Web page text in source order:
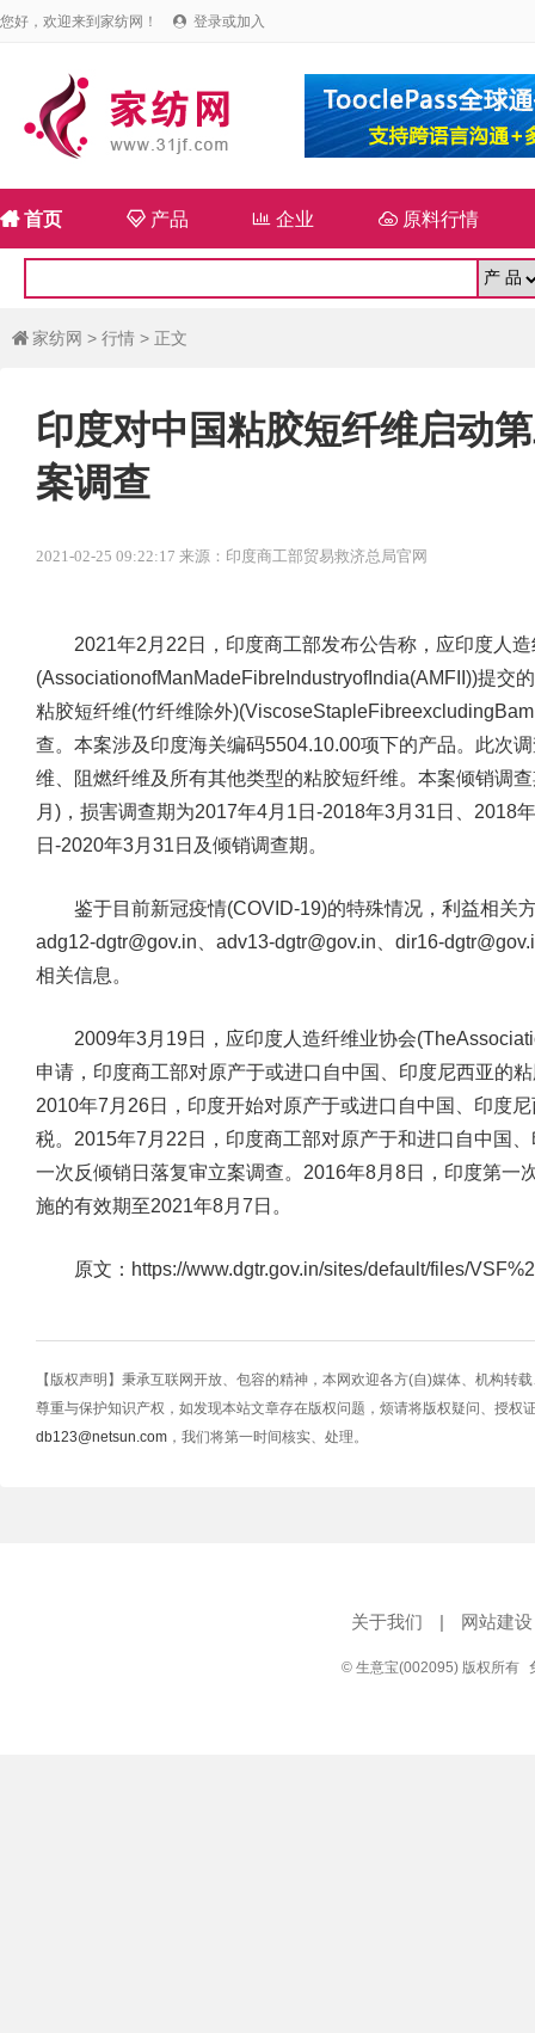
您好，欢迎来到家纺网！  登录或加入
首页 产品  企业 原料行情
 家纺网 > 行情 > 正文
印度对中国粘胶短纤维启动
案调查
2021-02-25 09:22:17 来源：印度商工部贸易救济总局官网
2021年2月22日，印度商工部发布公告称，应印度人
(AssociationofManMadeFibreIndustryofIndia(AMFII))提交
粘胶短纤维(竹纤维除外
查。本案涉及印度海关编码5504.10.00项下的产品。此次
维、阻燃纤维及所有其他类型的粘胶短纤维。本案倾销调
月)，损害调查期为2017年4月1日-2018年3月31日、2018
日-2020年3月31日及倾销调查期。
鉴于目前新冠疫情(COVID-19)的特殊情况，利益相关
adg12-dgtr@gov.in、adv13-dgtr@gov.in、dir16-
相关信息。
2009年3月19日，应印度人造纤维业协会
申请，印度商工部对原产于或进口自中国、印度尼西亚的
2010年7月26日，印度开始对原产于或进口自中国、印度
税。2015年7月22日，印度商工部对原产于和进口自中国
一次反倾销日落复审立案调查。2016年8月8日，印度第一
施的有效期至2021年8月7日。
原文： https://www.dgtr.gov.in/sites/default/files/
【版权声明】秉承互联网开放、包容的精神，本网欢迎各方(自)媒体、机构转
尊重与保护知识产权，如发现本站文章存在版权问题，烦请将版权疑问、授权
db123@netsun.com ，我们将第一时间核实、处理。
关于我们 | 网站建设
© 生意宝(002095) 版权所有